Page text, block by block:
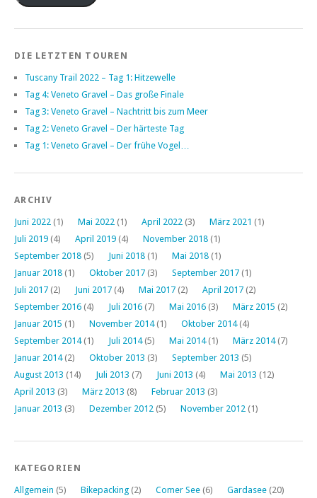
DIE LETZTEN TOUREN
Tuscany Trail 2022 – Tag 1: Hitzewelle
Tag 4: Veneto Gravel – Das große Finale
Tag 3: Veneto Gravel – Nachtritt bis zum Meer
Tag 2: Veneto Gravel – Der härteste Tag
Tag 1: Veneto Gravel – Der frühe Vogel…
ARCHIV
Juni 2022 (1) Mai 2022 (1) April 2022 (3) März 2021 (1)
Juli 2019 (4) April 2019 (4) November 2018 (1)
September 2018 (5) Juni 2018 (1) Mai 2018 (1)
Januar 2018 (1) Oktober 2017 (3) September 2017 (1)
Juli 2017 (2) Juni 2017 (4) Mai 2017 (2) April 2017 (2)
September 2016 (4) Juli 2016 (7) Mai 2016 (3) März 2015 (2)
Januar 2015 (1) November 2014(1) Oktober 2014(4)
September 2014(1) Juli 2014(5) Mai 2014(1) März 2014(7)
Januar 2014(2) Oktober 2013 (3) September 2013 (5)
August 2013 (14) Juli 2013 (7) Juni 2013 (4) Mai 2013 (12)
April 2013 (3) März 2013 (8) Februar 2013 (3)
Januar 2013 (3) Dezember 2012 (5) November 2012 (1)
KATEGORIEN
Allgemein (5) Bikepacking (2) Comer See (6) Gardasee (20)